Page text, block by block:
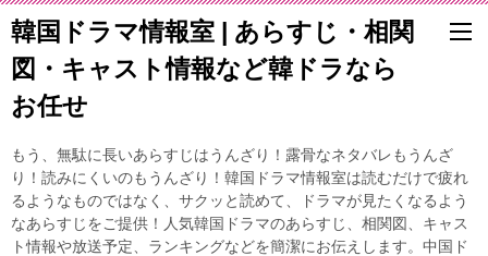
韓国ドラマ情報室 | あらすじ・相関
図・キャスト情報など韓ドラなら
お任せ
もう、無駄に長いあらすじはうんざり！露骨なネタバレもうんざ
り！読みにくいのもうんざり！韓国ドラマ情報室は読むだけで疲れ
るようなものではなく、サクッと読めて、ドラマが見たくなるよう
なあらすじをご提供！人気韓国ドラマのあらすじ、相関図、キャス
ト情報や放送予定、ランキングなどを簡潔にお伝えします。中国ド